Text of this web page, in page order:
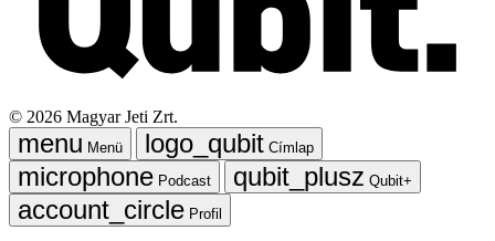
© 2026 Magyar Jeti Zrt.
Menü
Címlap
Podcast
Qubit+
Profil